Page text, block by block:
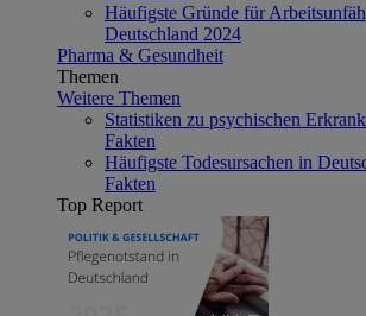
Häufigste Gründe für
Deutschland 2024
Pharma & Gesundheit
Themen
Weitere Themen
Statistiken zu psychischen
Fakten
Häufigste Todesursachen in
Fakten
Top Report